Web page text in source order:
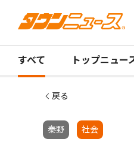
すべて トップニュー
戻る
秦野 社会